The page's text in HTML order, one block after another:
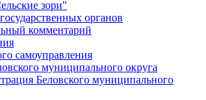
зори"
органов
комментарий
самоуправления
муниципального округа
Беловского муниципального